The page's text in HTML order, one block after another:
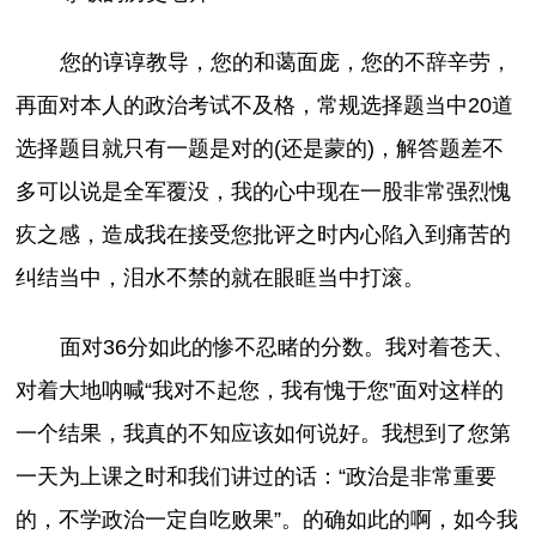
您的谆谆教导，您的和蔼面庞，您的不辞辛劳，
再面对本人的政治考试不及格，常规选择题当中20道
选择题目就只有一题是对的(还是蒙的)，解答题差不
多可以说是全军覆没，我的心中现在一股非常强烈愧
疚之感，造成我在接受您批评之时内心陷入到痛苦的
纠结当中，泪水不禁的就在眼眶当中打滚。
面对36分如此的惨不忍睹的分数。我对着苍天、
对着大地呐喊“我对不起您，我有愧于您”面对这样的
一个结果，我真的不知应该如何说好。我想到了您第
一天为上课之时和我们讲过的话：“政治是非常重要
的，不学政治一定自吃败果”。的确如此的啊，如今我